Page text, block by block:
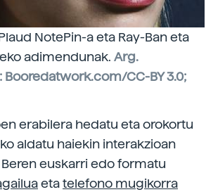
NotePin-a eta Ray-Ban eta
adimendunak. Arg.
Booredatwork.com/CC-BY 3.0;
erabilera hedatu eta orokortu
aldatu haiekin interakzioan
euskarri edo formatu
etatelefono mugikorra